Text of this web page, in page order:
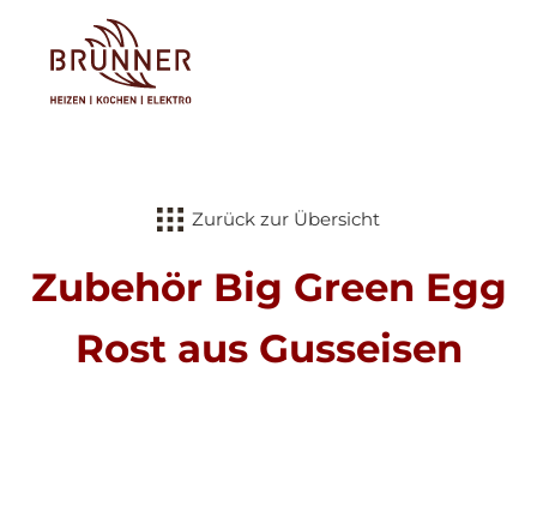
Zurück zur Übersicht
Zubehör Big Green Egg
Rost aus Gusseisen